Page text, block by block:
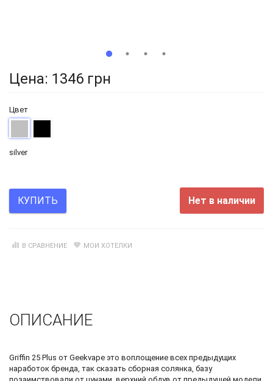
Цена: 1346 грн
Цвет
silver
КУПИТЬ Нет в наличии
В СРАВНЕНИЕ МОИ ХОТЕЛКИ
ОПИСАНИЕ
Griffin 25 Plus от Geekvape это воплощение всех предыдущих
наработок бренда, так сказать сборная солянка, базу